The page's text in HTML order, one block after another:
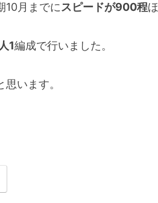
10月までにスピードが900程ほ
1編成で行いました。
います。